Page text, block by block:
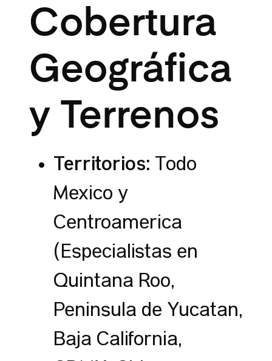
Cobertura
Geográfica
y Terrenos
Territorios: Todo
México y
Centroamérica
(Especialistas en
Quintana Roo,
Península de Yucatán,
Baja California,